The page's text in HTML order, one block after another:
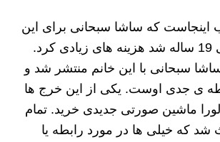
اینجاست که ساشا سبحانی برای این
دختر که به تازگی 19 ساله شد هزینه های زیادی کرد.
سبحانی با این خانم منتشر شد و
ی جدی اوست. یکی از این خرج ها
ماشین صورتی جدیدی خرید. تمام
شد که خیلی ها در مورد رابطه یا